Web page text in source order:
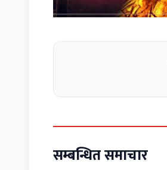
सम्बन्धित समाचार